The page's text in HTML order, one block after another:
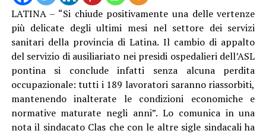
Dal 10 al 24 agosto, tutti i giorni dalle 9 alle 12 e dalle
15 alle 17, nei locali della Casa della Comunità di Borgo
LATINA – “Si chiude positivamente una delle vertenze
più delicate degli ultimi mesi nel settore dei servizi
sanitari della provincia di Latina. Il cambio di appalto
del servizio di ausiliariato nei presidi ospedalieri dell’ASL
pontina si conclude infatti senza alcuna perdita
occupazionale: tutti i 189 lavoratori saranno riassorbiti,
mantenendo inalterate le condizioni economiche e
normative maturate negli anni”. Lo comunica in una
nota il sindacato Clas che con le altre sigle sindacali ha